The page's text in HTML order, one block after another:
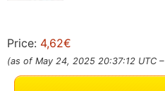
Price: 4,62€
(as of May 24, 2025 20:37:12 UTC –